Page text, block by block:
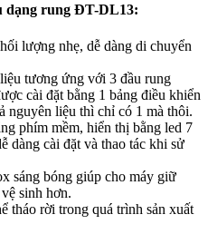
dạng rung ĐT-DL13:
lượng nhẹ, dễ dàng di chuyển
tương ứng với 3 đầu rung
cài đặt bằng 1 bảng điều khiển
nguyên liệu thì chỉ có 1 mà thôi.
phím mềm, hiển thị bằng led 7
dàng cài đặt và thao tác khi sử
sáng bóng giúp cho máy giữ
sinh hơn.
tháo rời trong quá trình sản xuất